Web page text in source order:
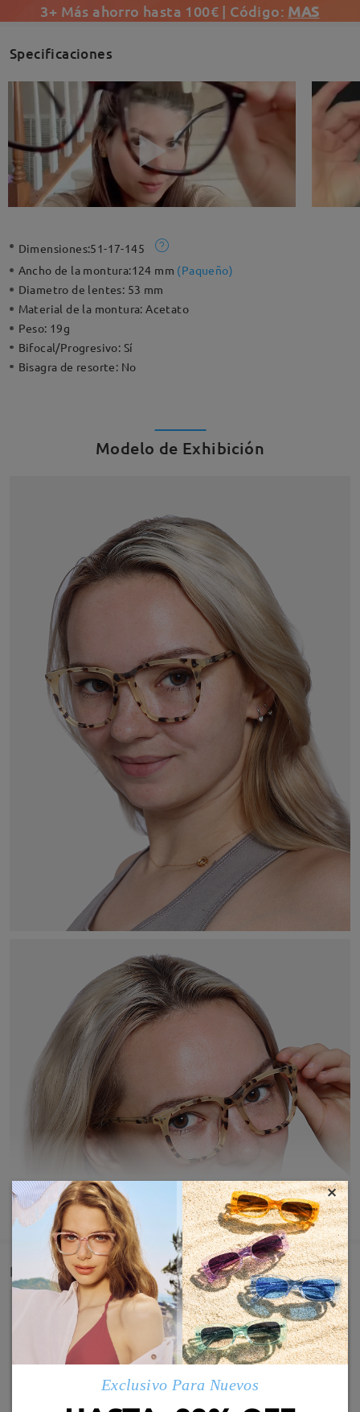
3+ Más ahorro hasta 100€ | Código: MAS
Specificaciones
Dimensiones:51-17-145
Ancho de la montura:124 mm (Paqueño)
Diametro de lentes: 53 mm
Material de la montura:Acetato
Peso: 19g
Bifocal/Progresivo: Sí
Bisagra de resorte: No
Modelo de Exhibición
MOSTRAR MÁS
Detail
×
Exclusivo Para Nuevos